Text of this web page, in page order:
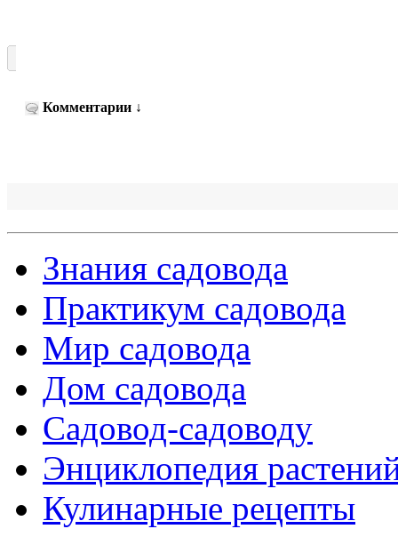
Комментарии ↓
Знания садовода
Практикум садовода
Мир садовода
Дом садовода
Садовод-садоводу
Энциклопедия
Кулинарные рецепты